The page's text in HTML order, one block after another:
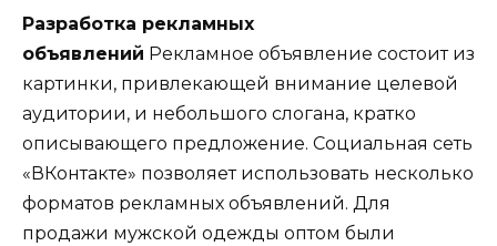
Разработка рекламных
объявлений Рекламное объявление состоит из
картинки, привлекающей внимание целевой
аудитории, и небольшого слогана, кратко
описывающего предложение. Социальная сеть
«ВКонтакте» позволяет использовать несколько
форматов рекламных объявлений. Для
продажи мужской одежды оптом были